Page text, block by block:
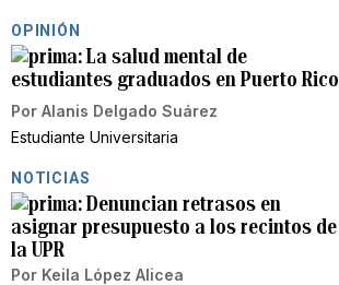
OPINIÓN
La salud mental de
estudiantes graduados en Puerto Rico
Por Alanis Delgado Suárez
Estudiante Universitaria
NOTICIAS
Denuncian retrasos en
asignar presupuesto a los recintos de
la UPR
Por Keila López Alicea